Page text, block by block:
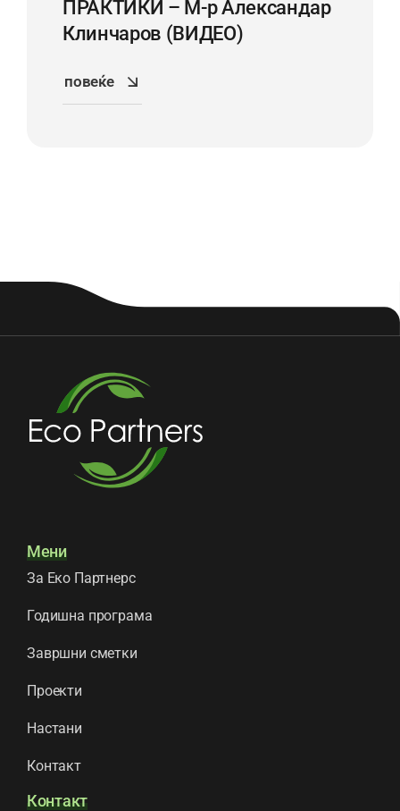
ПРАКТИКИ – М-р Александар
Клинчаров (ВИДЕО)
повеќе
Мени
За Еко Партнерс
Годишна програма
Завршни сметки
Проекти
Настани
Контакт
Контакт